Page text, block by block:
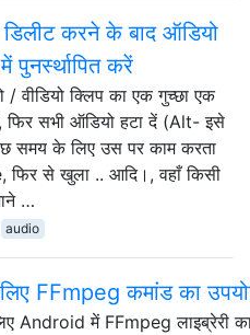
डिलीट करने के बाद ऑडियो
पुनर्स्थापित करें
वीडियो क्लिप का एक गुच्छा एक
फिर सभी ऑडियो हटा दें (Alt- इसे
समय के लिए उस पर काम करता
फिर से खुला .. आदि।, वहाँ किसी
…
audio
लिए FFmpeg कमांड का
Android में FFmpeg लाइब्रेरी